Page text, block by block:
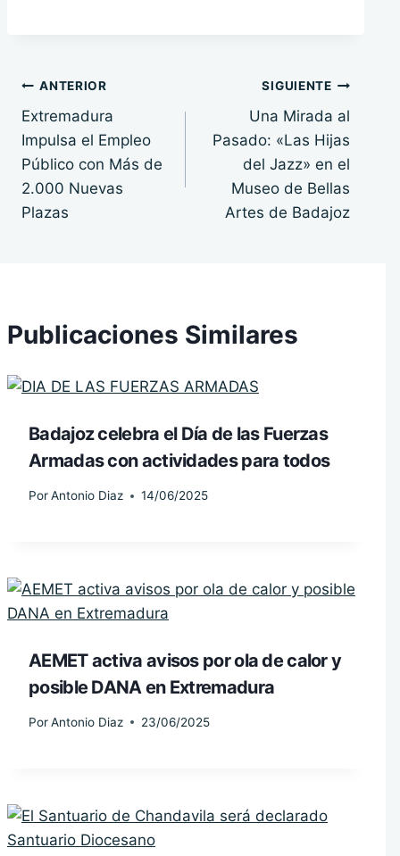
Navegación
de
entradas
ANTERIOR
Extremadura
Impulsa el Empleo
Público con Más de
2.000 Nuevas
Plazas
SIGUIENTE
Una Mirada al
Pasado: «Las Hijas
del Jazz» en el
Museo de Bellas
Artes de Badajoz
Publicaciones Similares
Badajoz celebra el Día de las Fuerzas
Armadas con actividades para todos
PorAntonio Diaz 14/06/2025
AEMET activa avisos por ola de calor y
posible DANA en Extremadura
PorAntonio Diaz 23/06/2025